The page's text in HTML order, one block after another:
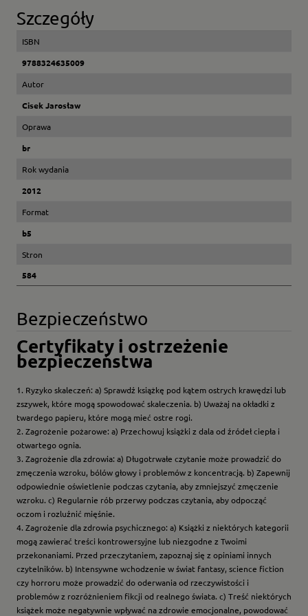
Szczegóły
ISBN
9788324635009
Autor
Cisek Jarosław
Oprawa
br
Rok wydania
2012
Format
b5
Stron
584
Bezpieczeństwo
Certyfikaty i ostrzeżenie
bezpieczeństwa
1. Ryzyko skaleczeń: a) Sprawdź książkę pod kątem ostrych krawędzi lub
zszywek, które mogą spowodować skaleczenia. b) Uważaj na okładki z
twardego papieru, które mogą mieć ostre rogi.
2. Zagrożenie pożarowe: a) Przechowuj książki z dala od źródeł ciepła i
otwartego ognia.
3. Zagrożenie dla zdrowia: a) Długotrwałe czytanie może prowadzić do
zmęczenia wzroku, bólów głowy i problemów z koncentracją. b) Zapewnij
odpowiednie oświetlenie podczas czytania, aby zmniejszyć zmęczenie
wzroku. c) Regularnie rób przerwy podczas czytania, aby odpocząć
oczom i rozluźnić mięśnie.
4. Zagrożenie dla zdrowia psychicznego: a) Książki z niektórych kategorii
mogą zawierać treści kontrowersyjne lub niezgodne z Twoimi
przekonaniami. Przed przeczytaniem, zapoznaj się z opiniami innych
czytelników. b) Intensywne wchodzenie w świat fantasy, science fiction
czy horroru może prowadzić do oderwania od rzeczywistości i
problemów z rozróżnieniem fikcji od realnego świata. c) Treść niektórych
książek może negatywnie wpływać na zdrowie emocjonalne, powodować